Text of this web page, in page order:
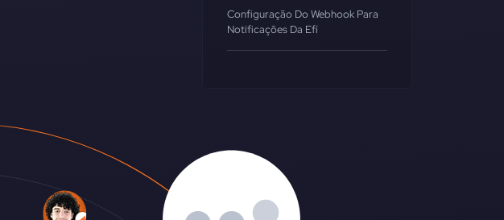
Configuração Do Webhook Para
Notificações Da Efí